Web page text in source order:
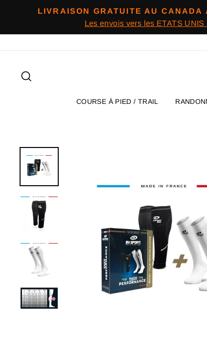
LIVRAISON GRATUITE AU CANADA
Les envois vers les ETATS
COURSE À PIED / TRAIL